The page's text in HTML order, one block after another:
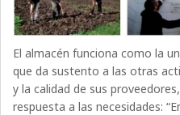
El almacén funciona como la
que da sustento a las otras
y la calidad de sus
respuesta a las necesidades: